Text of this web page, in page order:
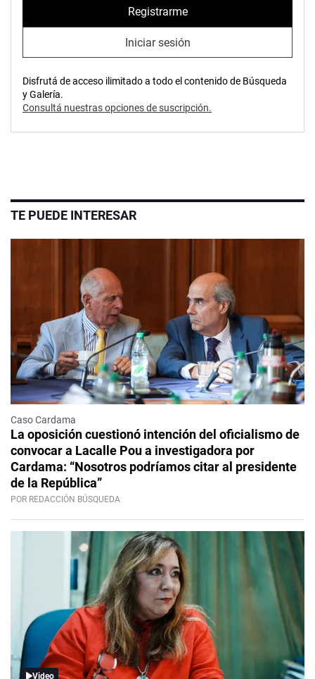
Registrarme
Iniciar sesión
Disfrutá de acceso ilimitado a todo el contenido de Búsqueda
y Galería.
Consultá nuestras opciones de suscripción.
TE PUEDE INTERESAR
Caso Cardama
La oposición cuestionó intención del oficialismo de
convocar a Lacalle Pou a investigadora por
Cardama: “Nosotros podríamos citar al presidente
de la República”
POR REDACCIÓN BÚSQUEDA
Video